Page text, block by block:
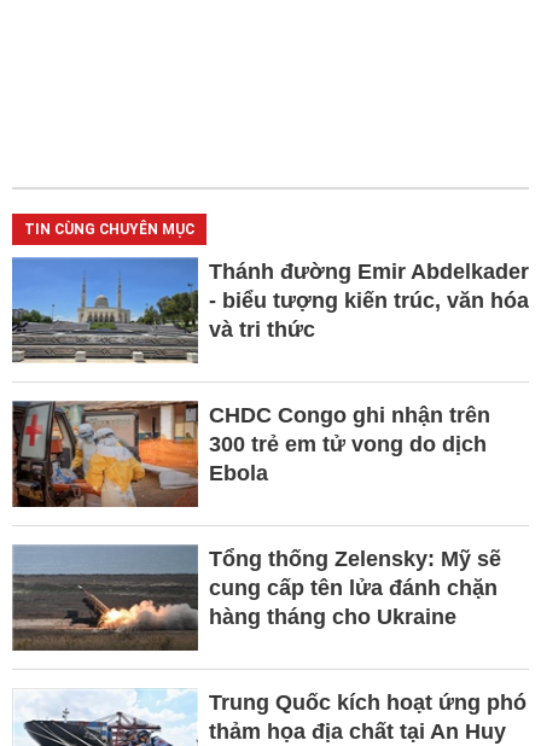
TIN CÙNG CHUYÊN MỤC
Thánh đường Emir Abdelkader
- biểu tượng kiến trúc, văn hóa
và tri thức
CHDC Congo ghi nhận trên
300 trẻ em tử vong do dịch
Ebola
Tổng thống Zelensky: Mỹ sẽ
cung cấp tên lửa đánh chặn
hàng tháng cho Ukraine
Trung Quốc kích hoạt ứng phó
thảm họa địa chất tại An Huy